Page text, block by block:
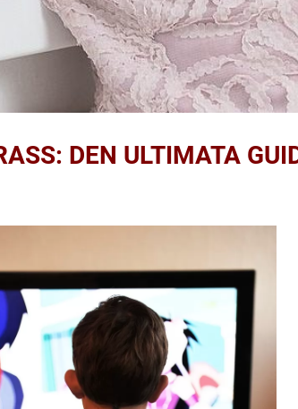
DEN ULTIMATA